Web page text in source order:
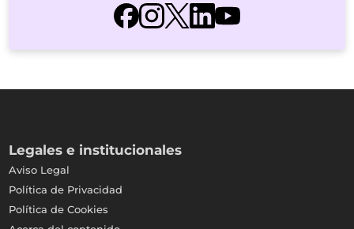
Legales e institucionales
Aviso Legal
Política de Privacidad
Política de Cookies